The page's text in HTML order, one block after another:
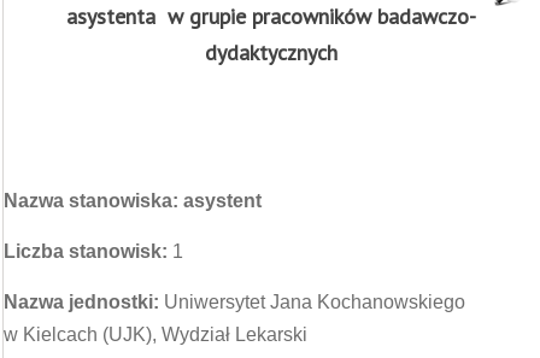
asystenta w grupie pracowników badawczo-
dydaktycznych
Nazwa stanowiska: asystent
Liczba stanowisk: 1
Nazwa jednostki: Uniwersytet Jana Kochanowskiego
w Kielcach (UJK), Wydział Lekarski